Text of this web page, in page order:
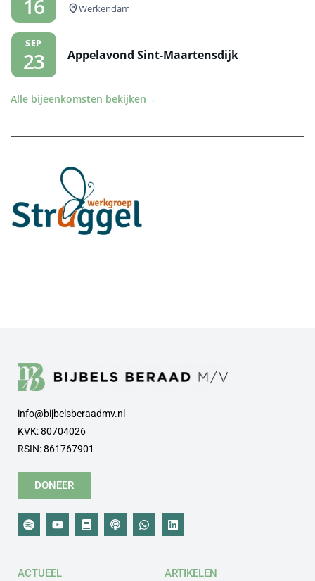
16 Werkendam
SEP
23 Appelavond Sint-Maartensdijk
Alle bijeenkomsten bekijken →
info@bijbelsberaadmv.nl
KVK: 80704026
RSIN: 861767901
DONEER
ACTUEEL ARTIKELEN